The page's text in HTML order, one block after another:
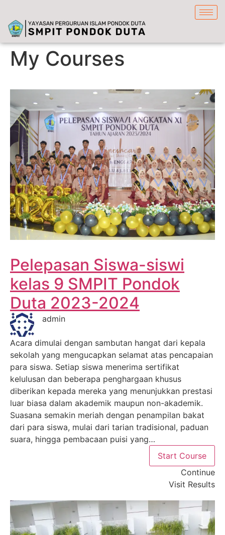
My Courses
Pelepasan Siswa-siswi
kelas 9 SMPIT Pondok
Duta 2023-2024
admin
Acara dimulai dengan sambutan hangat dari kepala
sekolah yang mengucapkan selamat atas pencapaian
para siswa. Setiap siswa menerima sertifikat
kelulusan dan beberapa penghargaan khusus
diberikan kepada mereka yang menunjukkan prestasi
luar biasa dalam akademik maupun non-akademik.
Suasana semakin meriah dengan penampilan bakat
dari para siswa, mulai dari tarian tradisional, paduan
suara, hingga pembacaan puisi yang…
Start Course
Continue
Visit Results